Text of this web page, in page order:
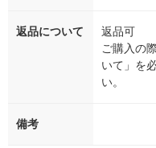
返品について
返品可
ご購入の
いて」を
い。
備考